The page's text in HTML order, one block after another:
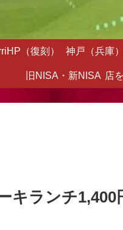
（復刻） 神戸（兵庫
店
旧NISA・新NISA
キランチ